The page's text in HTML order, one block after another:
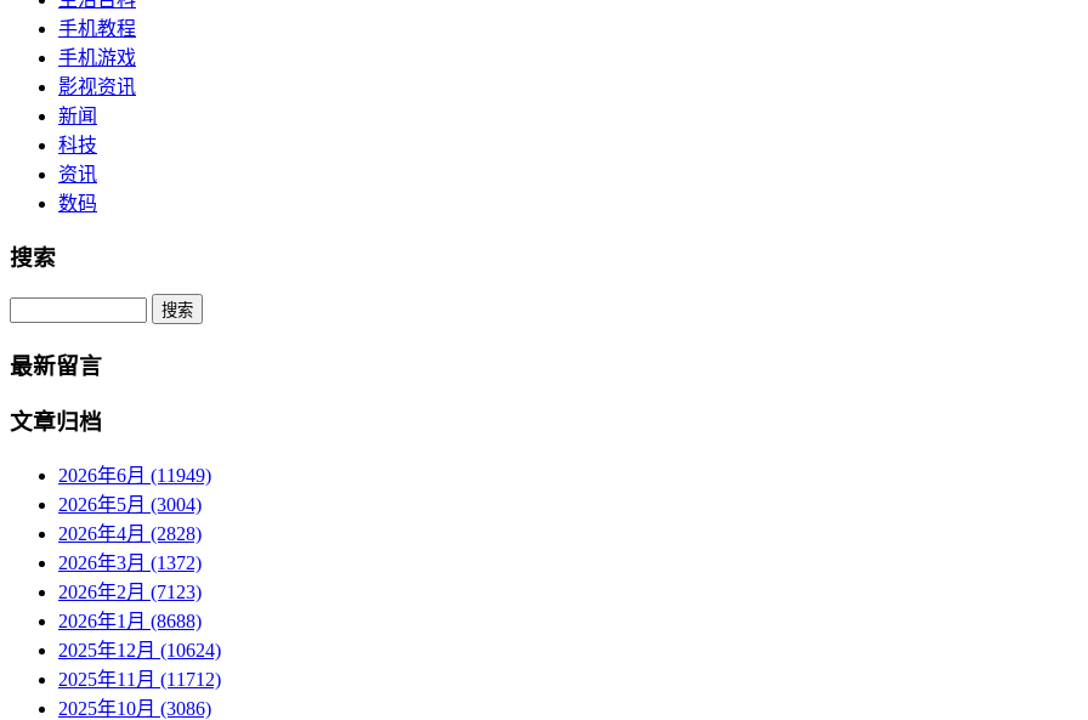
手机教程
手机游戏
影视资讯
新闻
科技
资讯
数码
搜索
Search
最新留言
文章归档
2026年6月 (11949)
2026年5月 (3004)
2026年4月 (2828)
2026年3月 (1372)
2026年2月 (7123)
2026年1月 (8688)
2025年12月 (10624)
2025年11月 (11712)
2025年10月 (3086)